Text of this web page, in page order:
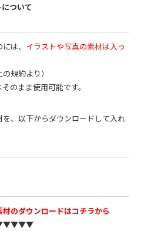
ついて
は、 イラストや写真の素材は入っ
規約より）
のまま使用可能です。
、以下からダウンロードして入れ
のダウンロードはコチラから